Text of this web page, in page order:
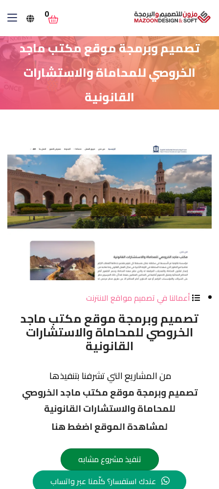
0
تصميم وبرمجة موقع مكتب ماجد
الخروصي للمحاماة والاستشارات
القانونية
أعمالنا في تصميم مواقع الانترنت
تصميم وبرمجة موقع مكتب ماجد
الخروصي للمحاماة والاستشارات
القانونية
من المشاريع التي تشرفنا بتنفيذها
تصميم وبرمجة موقع مكتب ماجد الخروصي
للمحاماة والاستشارات القانونية
لمشاهدة الموقع اضغط هنا
تنفيذ مشروع مشابه
عندك استفسار؟ كلّمنا عبر واتساب